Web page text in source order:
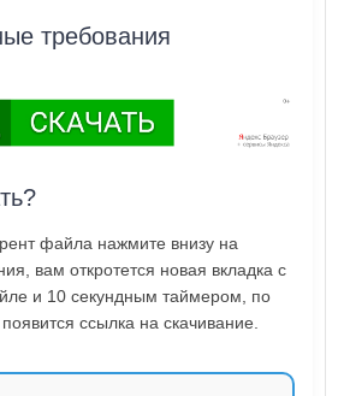
требования
файла нажмите внизу на
вам откротется новая вкладка с
и 10 секундным таймером, по
ссылка на скачивание.